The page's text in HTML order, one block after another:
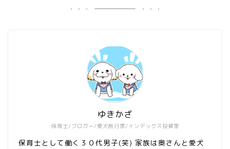
保育士/ブロガー/愛犬旅行家/インデックス投資家
ゆきかざ
保育士として働く３０代男子(笑) 家族は奥さんと愛犬